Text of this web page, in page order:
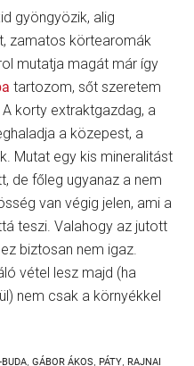
gyöngyözik, alig
zamatos körtearomák
mutatja magát már így
tartozom, sőt szeretem
korty extraktgazdag, a
a közepest, a
Mutat egy kis mineralitást
de főleg ugyanaz a nem
van végig jelen, ami a
teszi. Valahogy az jutott
biztosan nem igaz.
vétel lesz majd (ha
nem csak a környékkel
BUDA,GÁBOR ÁKOS, PÁTY, RAJNAI